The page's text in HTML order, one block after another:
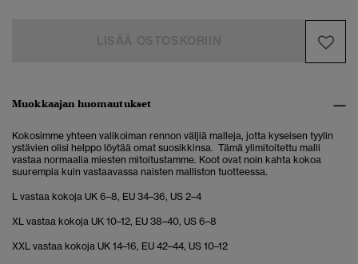
Muokkaajan huomautukset
Kokosimme yhteen valikoiman rennon väljiä malleja, jotta kyseisen tyylin
ystävien olisi helppo löytää omat suosikkinsa. Tämä ylimitoitettu malli
vastaa normaalia miesten mitoitustamme. Koot ovat noin kahta kokoa
suurempia kuin vastaavassa naisten malliston tuotteessa.
L vastaa kokoja UK 6–8, EU 34–36, US 2–4
XL vastaa kokoja UK 10–12, EU 38–40, US 6–8
XXL vastaa kokoja UK 14–16, EU 42–44, US 10–12